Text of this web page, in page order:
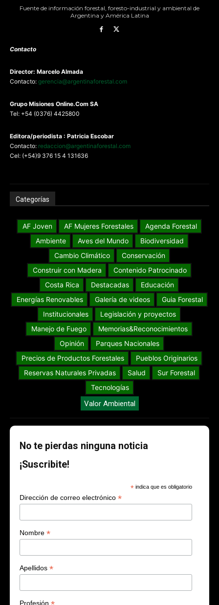
Fuente de información forestal, foresto-industrial y ambiental de
Argentina y América Latina
Contacto
Director: Marcelo Almada
Contacto: gerencia@argentinaforestal.com
Grupo Misiones Online.Com SA
Tel: +54 (0376) 4425800
Editora/periodista : Patricia Escobar
Contacto: redaccion@argentinaforestal.com
Cel: (+54)9 376 15 4 131636
Categorías
AF Joven AF Mujeres Forestales
Agenda Forestal
Ambiente
Aves del Mundo
Biodiversidad
Cambio Climático
Conservación
Construir con Madera
Contenido Patrocinado
Costa Rica
Destacadas
Educación
Energías Renovables
Galería de videos
Guia Forestal
Institucionales
Legislación y proyectos
Manejo de Fuego
Memorias&Reconocimientos
Opinión
Parques Nacionales
Precios de Productos Forestales
Pueblos Originarios
Reservas Naturales Privadas
Salud
Sur Forestal
Tecnologías
Valor Ambiental
No te pierdas ninguna noticia
¡Suscribite!
* indica que es obligatorio
Dirección de correo electrónico *
Nombre *
Apellidos *
Profesión